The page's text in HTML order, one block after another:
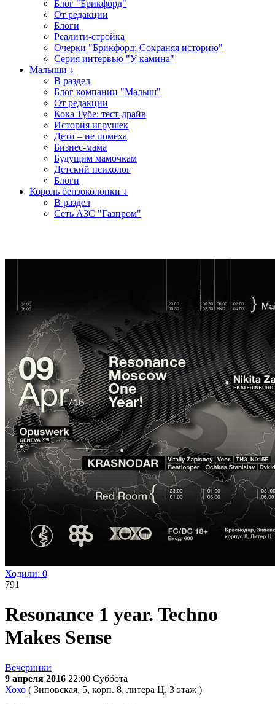
Блог "Брикфорд"
От редакции
Блоги
Реалити-стройка
Очерки "Брикфорд: Сохраняя историю"
Серия интервью "У камина"
Малыши ↓
В раздел
Блог компании "Малыш"
От редакции
Кока Тубе: тест-драйв
История игрушек
Дети – не помеха
Бизнес-мама
Будущим мамочкам
Детский психолог
Блоги
Король бензоколонки ↓
В раздел
Сеть АЗС "Газпром"
Ходили: 0
791
Resonance 1 year. Techno
Makes Sense
Вечеринки
9 апреля 2016 22:00 Суббота
Хохо ( Зиповская, 5, корп. 8, литера Ц, 3 этаж )